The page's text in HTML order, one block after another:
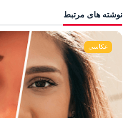
نوشته های مرتبط
عکاسی